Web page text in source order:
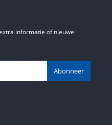
informatie of nieuwe
Abonneer